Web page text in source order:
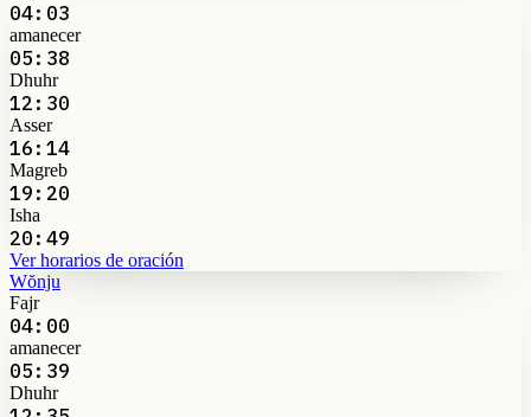
04:03
amanecer
05:38
Dhuhr
12:30
Asser
16:14
Magreb
19:20
Isha
20:49
Ver horarios de oración
Wŏnju
Fajr
04:00
amanecer
05:39
Dhuhr